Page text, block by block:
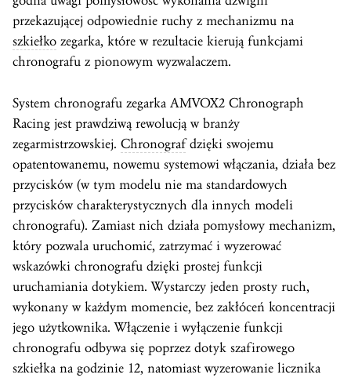
przekazującej odpowiednie ruchy z mechanizmu na
szkiełko zegarka, które w rezultacie kierują funkcjami
chronografu z pionowym wyzwalaczem.
System chronografu zegarka AMVOX2 Chronograph
Racing jest prawdziwą rewolucją w branży
zegarmistrzowskiej. Chronografdzięki swojemu
opatentowanemu, nowemu systemowi włączania, działa bez
przycisków (w tym modelu nie ma standardowych
przycisków charakterystycznych dla innych modeli
chronografu). Zamiast nich działa pomysłowy mechanizm,
który pozwala uruchomić, zatrzymać i wyzerować
wskazówki chronografu dzięki prostej funkcji
uruchamiania dotykiem. Wystarczy jeden prosty ruch,
wykonany w każdym momencie, bez zakłóceń koncentracji
jego użytkownika. Włączenie i wyłączenie funkcji
chronografu odbywa się poprzez dotyk szafirowego
szkiełka na godzinie 12, natomiast wyzerowanie licznika